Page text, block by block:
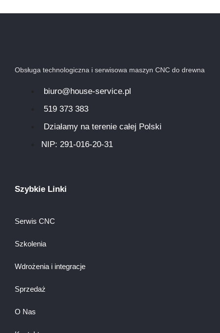
Obsługa technologiczna i serwisowa maszyn CNC do drewna
biuro@house-service.pl
519 373 383
Działamy na terenie całej Polski
NIP: 291-016-20-31​
Szybkie Linki
Serwis CNC
Szkolenia
Wdrożenia i integracje
Sprzedaż
O Nas